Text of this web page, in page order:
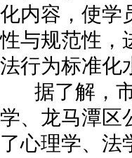
化内容，使学
性与规范性，
法行为标准化
据了解，
学、龙马潭区
了心理学、法